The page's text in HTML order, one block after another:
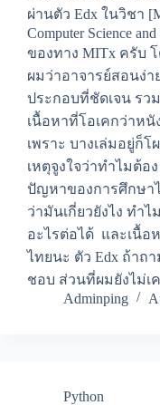
ผ่านตัว Edx ในวิชา
Computer Science
ของทาง MITx ครับ
ผมว่าอาจารย์สอนง่
ประกอบที่ชัดเจน รว
เนื้อหาที่โอเคกว่าห
เพราะ บางเล่มอยู่ก็โ
เหตุจูงใจว่าทำไมต้อ
ปัญหาของการศึกษาไ
ว่ามันเกี่ยวยังไง ทำ
อะไรต่อได้ และเนื้อ
ไทยนะ ตัว Edx ถ้าถ
ชอบ ส่วนที่ผมยังไม่เ
Adminping
Python